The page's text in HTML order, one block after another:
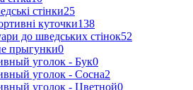
стінки25
куточки138
до шведських стінок52
прыгунки0
уголок - Бук0
уголок - Сосна2
уголок - Цветной0